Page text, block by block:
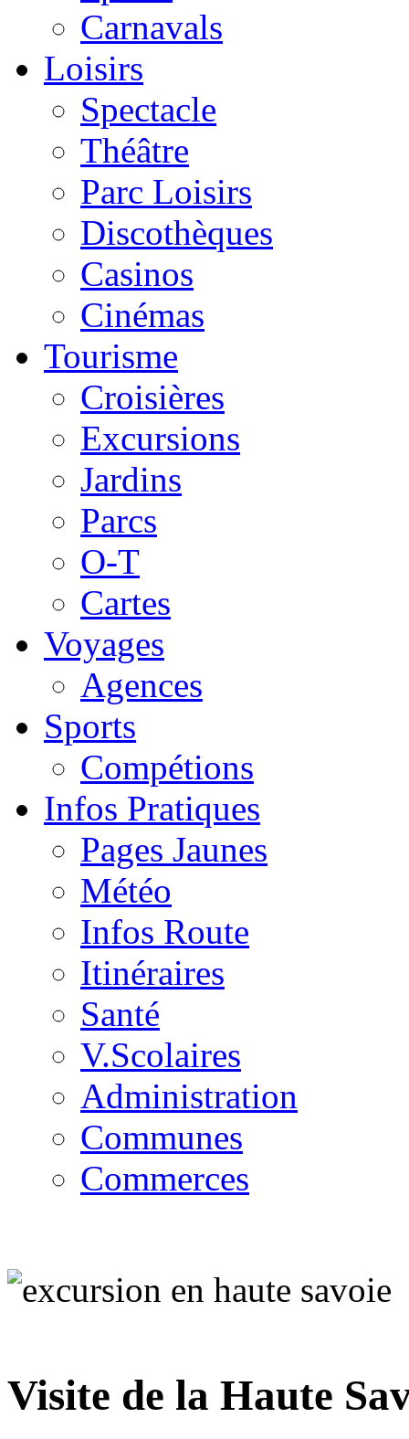
Carnavals
Loisirs
Spectacle
Théâtre
Parc Loisirs
Discothèques
Casinos
Cinémas
Tourisme
Croisières
Excursions
Jardins
Parcs
O-T
Cartes
Voyages
Agences
Sports
Compétions
Infos Pratiques
Pages Jaunes
Météo
Infos Route
Itinéraires
Santé
V.Scolaires
Administration
Communes
Commerces
Visite de la Haute